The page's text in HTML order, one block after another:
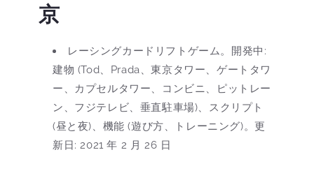
京
レーシングカードリフトゲーム。開発中:
建物 (Tod、Prada、東京タワー、ゲートタワ
ー、カプセルタワー、コンビニ、ピットレー
ン、フジテレビ、垂直駐車場)、スクリプト
(昼と夜)、機能 (遊び方、トレーニング)。更
新日: 2021 年 2 月 26 日